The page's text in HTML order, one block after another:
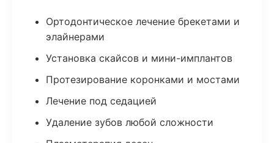
Ортодонтическое лечение брекетами и
элайнерами
Установка скайсов и мини-имплантов
Протезирование коронками и мостами
Лечение под седацией
Удаление зубов любой сложности